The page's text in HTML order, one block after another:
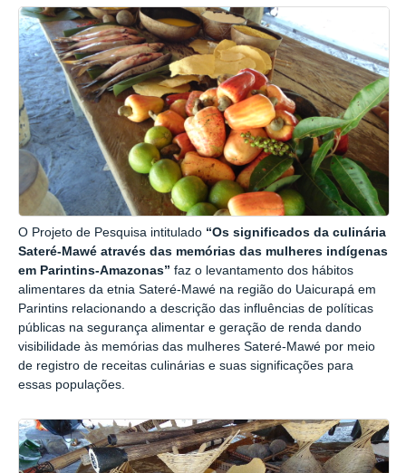
O Projeto de Pesquisa intitulado “Os significados da culinária
Sateré-Mawé através das memórias das mulheres indígenas
em Parintins-Amazonas” faz o levantamento dos hábitos
alimentares da etnia Sateré-Mawé na região do Uaicurapá em
Parintins relacionando a descrição das influências de políticas
públicas na segurança alimentar e geração de renda dando
visibilidade às memórias das mulheres Sateré-Mawé por meio
de registro de receitas culinárias e suas significações para
essas populações.